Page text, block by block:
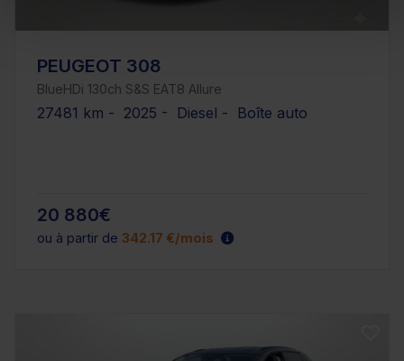
PEUGEOT 308
BlueHDi 130ch S&S EAT8 Allure
27481 km - 2025 - Diesel - Boîte auto
20 880€
ou à partir de 342.17 €/mois